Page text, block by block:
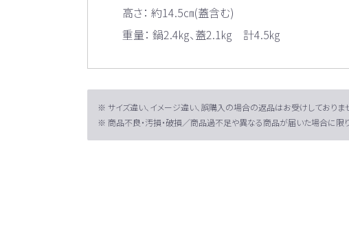
高さ： 約14.5㎝(蓋含む)
重量： 鍋2.4㎏、蓋2.1㎏ 計4.5㎏
※ サイズ違い、イメージ違い、誤購入の場合の返品はお受けしておりま
※ 商品不良・汚損・破損／商品過不足や異なる商品が届いた場合に限り